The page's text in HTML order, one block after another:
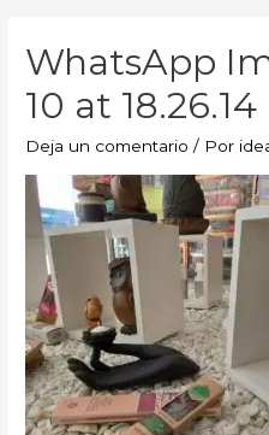
WhatsApp
10 at 18.26.14
Deja un comentario / Por